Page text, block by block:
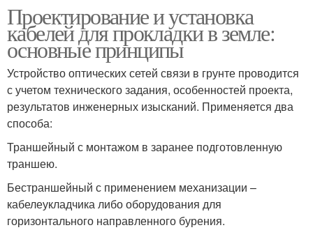
Проектирование и установка
кабелей для прокладки в земле:
основные принципы
Устройство оптических сетей связи в грунте проводится
с учетом технического задания, особенностей проекта,
результатов инженерных изысканий. Применяется два
способа:
Траншейный с монтажом в заранее подготовленную
траншею.
Бестраншейный с применением механизации –
кабелеукладчика либо оборудования для
горизонтального направленного бурения.